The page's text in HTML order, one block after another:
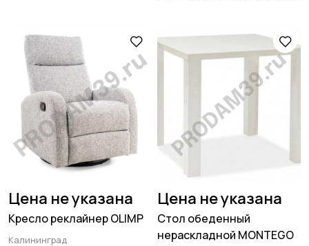
Цена не указана
Кресло реклайнер OLIMP
Калининград
Цена не указана
Стол обеденный
нераскладной MONTEGO